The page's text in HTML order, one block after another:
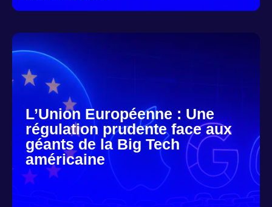
L’Union Européenne : Une
régulation prudente face aux
géants de la Big Tech
américaine